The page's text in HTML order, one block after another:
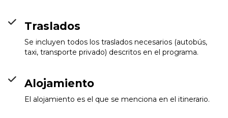
Traslados
Se incluyen todos los traslados necesarios (autobús,
taxi, transporte privado) descritos en el programa.
Alojamiento
El alojamiento es el que se menciona en el itinerario.